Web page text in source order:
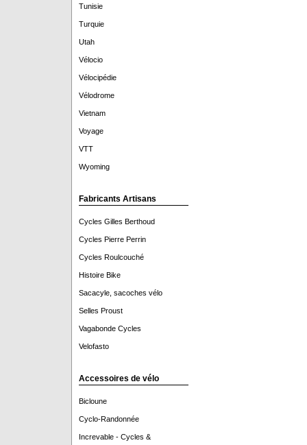
Tunisie
Turquie
Utah
Vélocio
Vélocipédie
Vélodrome
Vietnam
Voyage
VTT
Wyoming
Fabricants Artisans
Cycles Gilles Berthoud
Cycles Pierre Perrin
Cycles Roulcouché
Histoire Bike
Sacacyle, sacoches vélo
Selles Proust
Vagabonde Cycles
Velofasto
Accessoires de vélo
Bicloune
Cyclo-Randonnée
Increvable - Cycles &